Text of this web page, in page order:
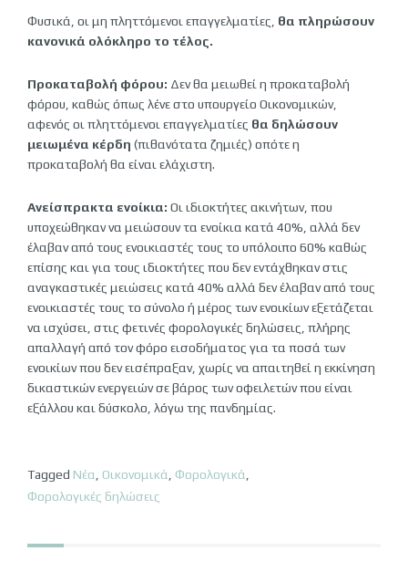
Φυσικά, οι μη πληττόμενοι επαγγελματίες, θα πληρώσουν
κανονικά ολόκληρο το τέλος.
Προκαταβολή φόρου: Δεν θα μειωθεί η προκαταβολή
φόρου, καθώς όπως λένε στο υπουργείο Οικονομικών,
αφενός οι πληττόμενοι επαγγελματίες θα δηλώσουν
μειωμένα κέρδη (πιθανότατα ζημιές) οπότε η
προκαταβολή θα είναι ελάχιστη.
Ανείσπρακτα ενοίκια: Οι ιδιοκτήτες ακινήτων, που
υποχεώθηκαν να μειώσουν τα ενοίκια κατά 40%, αλλά δεν
έλαβαν από τους ενοικιαστές τους το υπόλοιπο 60% καθώς
επίσης και για τους ιδιοκτήτες που δεν εντάχθηκαν στις
αναγκαστικές μειώσεις κατά 40% αλλά δεν έλαβαν από τους
ενοικιαστές τους το σύνολο ή μέρος των ενοικίων εξετάζεται
να ισχύσει, στις φετινές φορολογικές δηλώσεις, πλήρης
απαλλαγή από τον φόρο εισοδήματος για τα ποσά των
ενοικίων που δεν εισέπραξαν, χωρίς να απαιτηθεί η εκκίνηση
δικαστικών ενεργειών σε βάρος των οφειλετών που είναι
εξάλλου και δύσκολο, λόγω της πανδημίας.
Tagged Νέα, Οικονομικά, Φορολογικά,
Φορολογικές δηλώσεις